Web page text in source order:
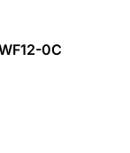
0C